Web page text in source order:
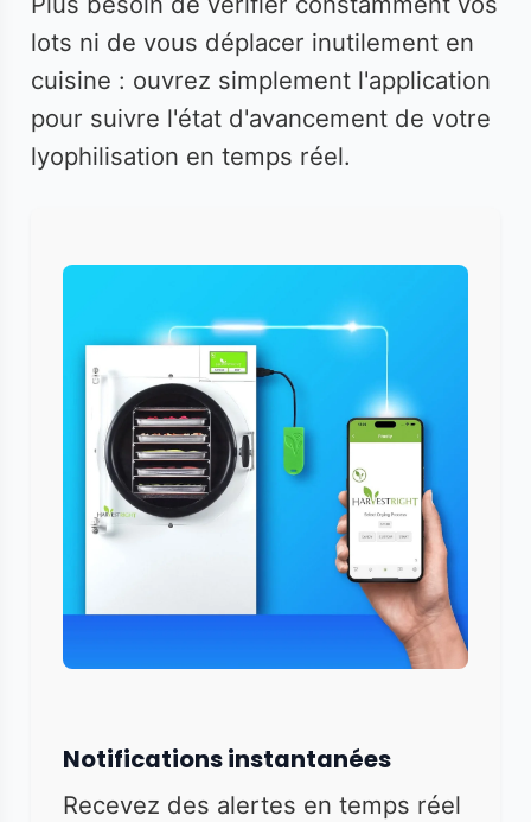
lots ni de vous déplacer inutilement en
cuisine : ouvrez simplement l'application
pour suivre l'état d'avancement de votre
lyophilisation en temps réel.
Notifications instantanées
Recevez des alertes en temps réel